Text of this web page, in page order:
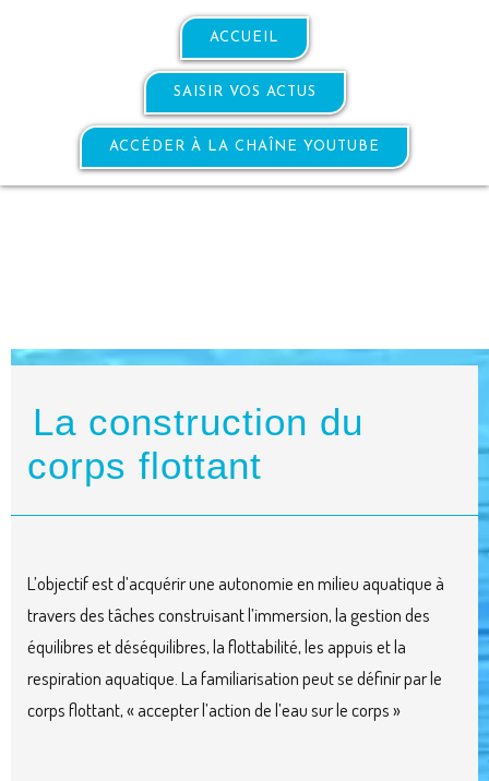
ACCUEIL
SAISIR VOS ACTUS
ACCÉDER À LA CHAÎNE YOUTUBE
La construction du
corps flottant
L’objectif est d’acquérir une autonomie en milieu aquatique à
travers des tâches construisant l’immersion, la gestion des
équilibres et déséquilibres, la flottabilité, les appuis et la
respiration aquatique. La familiarisation peut se définir par le
corps flottant, « accepter l’action de l’eau sur le corps »